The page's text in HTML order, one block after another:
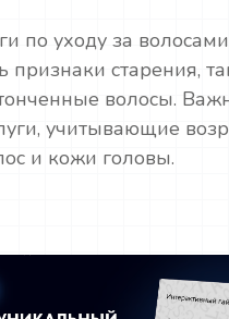
по уходу за
признаки старения,
волосы.
учитывающие
и кожи головы.